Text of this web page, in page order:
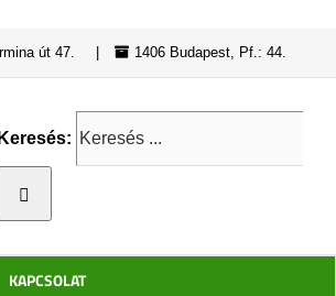
út 47. 1406 Budapest, Pf.: 44.
Keresés:
KAPCSOLAT